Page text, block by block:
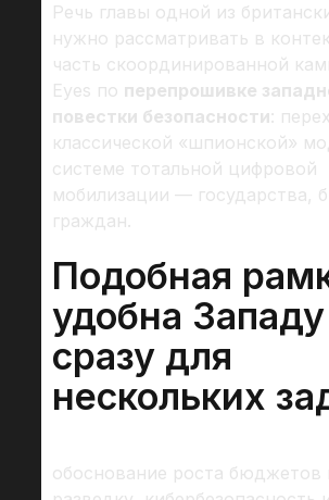
Речь главы одной из
нужно рассматривать в
часть скоординированной
Eyes по перепрошивке
повестки безопасности:
классической «шпионской»
системе тотальной цифровой
мобилизации — государства,
граждан.
Подобная
удобна Западу
сразу для
нескольких
обоснование роста бюджетов